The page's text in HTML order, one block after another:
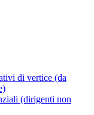
di vertice (da
(dirigenti non